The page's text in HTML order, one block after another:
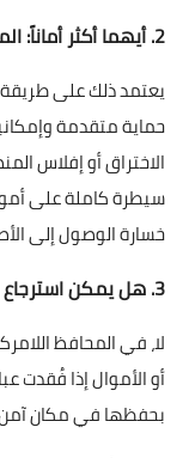
2. أيهما أكثر أماناً: المحافظ المركزية أم اللامركزية؟
يعتمد ذلك على طريقة
حماية متقدمة
الاختراق أو إفلاس
سيطرة كاملة على
خسارة الوصول إلى
3. هل يمكن استرجاع الأموال في حال فقدان عبارة الاسترداد؟
لا، في المحافظ
أو الأموال إذا فُقدت
بحفظها في مكان آمن